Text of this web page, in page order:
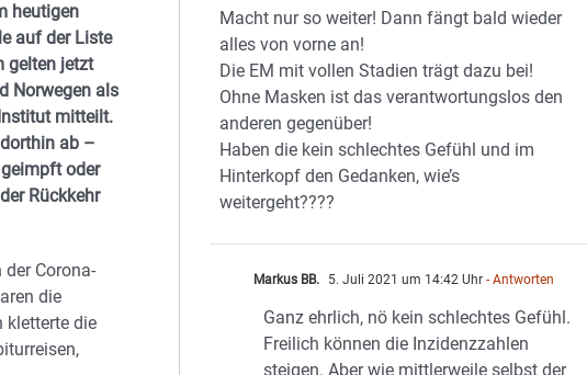
heutigen
auf der Liste
gelten jetzt
Norwegen als
mitteilt.
ab –
oder
Rückkehr
Corona-
die
kletterte die
Macht nur so weiter! Dann fängt bald wieder
alles von vorne an!
Die EM mit vollen Stadien trägt dazu bei!
Ohne Masken ist das verantwortungslos den
anderen gegenüber!
Haben die kein schlechtes Gefühl und im
Hinterkopf den Gedanken, wie’s
weitergeht????
Markus BB. 5. Juli 2021 um 14:42 Uhr - Antworten
Ganz ehrlich, nö kein schlechtes Gefühl.
Freilich können die Inzidenzzahlen
steigen. Aber wie mittlerweile selbst der